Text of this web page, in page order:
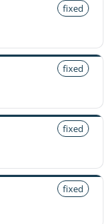
fixed
fixed
fixed
fixed